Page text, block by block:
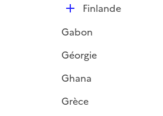
e
D
p
l
e
Finlande
Gabon
Géorgie
Ghana
Grèce